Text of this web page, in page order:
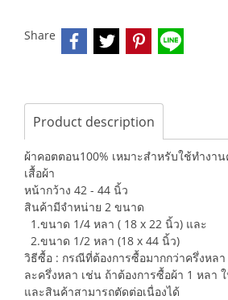
Share
Product description
ผ้าคอตตอน100% เหมาะสำหรับใช้ทำงา
เสื้อผ้า
หน้ากว้าง 42 - 44 นิ้ว
สินค้ามีจำหน่าย 2 ขนาด
1.ขนาด 1/4 หลา ( 18 x 22 นิ้ว) และ
2.ขนาด 1/2 หลา (18 x 44 นิ้ว)
วิธีซื้อ : กรณีที่ต้องการซื้อมากกว่าครึ่งหลา
ละครึ่งหลา เช่น ถ้าต้องการซื้อผ้า 1 หลา
และสินค้าสามารถตัดต่อเนื่องได้